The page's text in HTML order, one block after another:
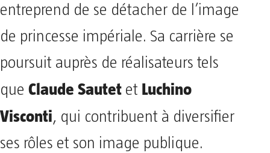
entreprend de se détacher de l’image
de princesse impériale. Sa carrière se
poursuit auprès de réalisateurs tels
que Claude Sautet et Luchino
Visconti, qui contribuent à diversifier
ses rôles et son image publique.